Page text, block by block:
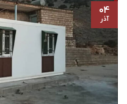
۰۴
آذر